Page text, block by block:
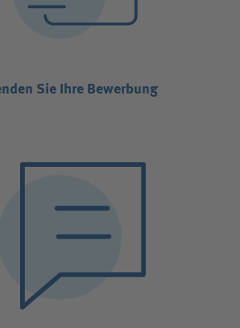
Sie Ihre Bewerbung